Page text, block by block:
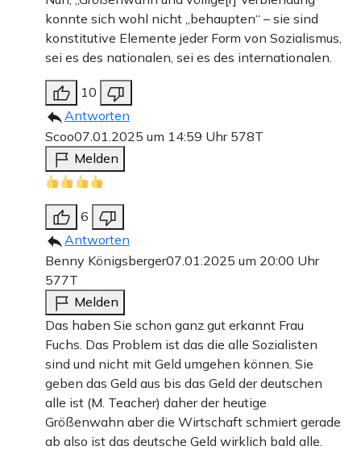
konnte sich wohl nicht „behaupten“ – sie sind
konstitutive Elemente jeder Form von Sozialismus,
sei es des nationalen, sei es des internationalen.
10
Antworten
Scoo07.01.2025 um 14:59 Uhr 578T
Melden
6
Antworten
Benny Königsberger07.01.2025 um 20:00 Uhr
577T
Melden
Das haben Sie schon ganz gut erkannt Frau
Fuchs. Das Problem ist das die alle Sozialisten
sind und nicht mit Geld umgehen können. Sie
geben das Geld aus bis das Geld der deutschen
alle ist (M. Teacher) daher der heutige
Größenwahn aber die Wirtschaft schmiert gerade
ab also ist das deutsche Geld wirklich bald alle.